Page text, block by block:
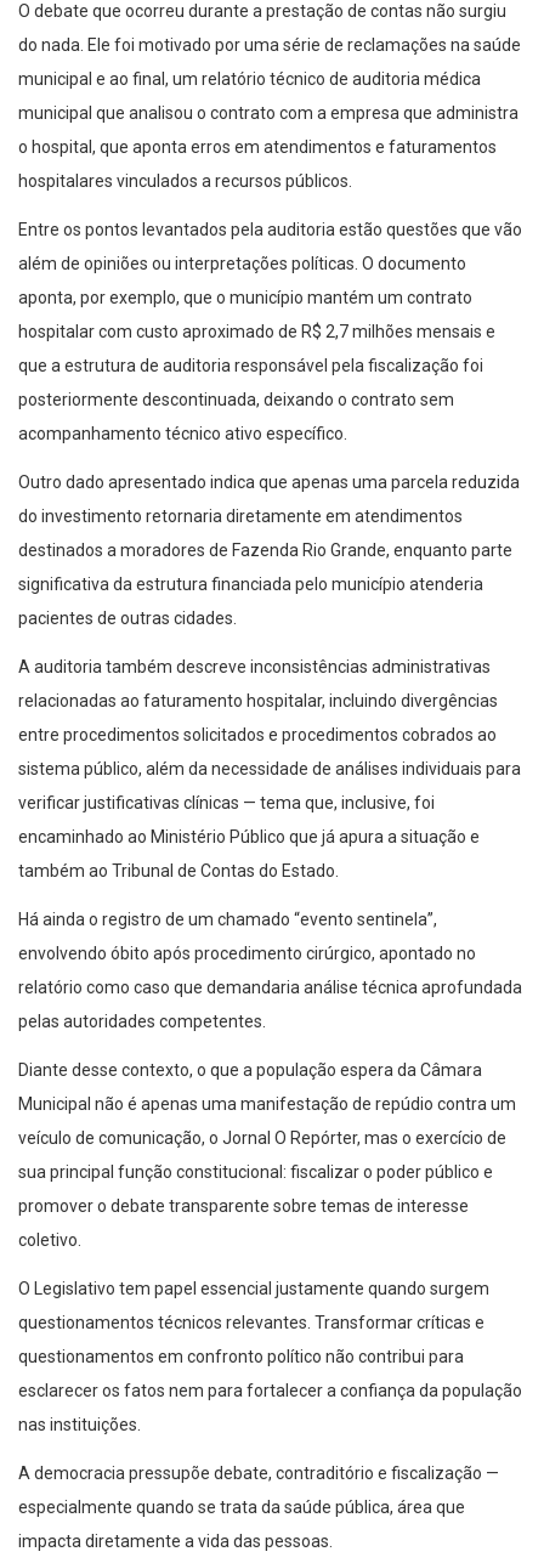
O debate que ocorreu durante a prestação de contas não surgiu
do nada. Ele foi motivado por uma série de reclamações na saúde
municipal e ao final, um relatório técnico de auditoria médica
municipal que analisou o contrato com a empresa que administra
o hospital, que aponta erros em atendimentos e faturamentos
hospitalares vinculados a recursos públicos.
Entre os pontos levantados pela auditoria estão questões que vão
além de opiniões ou interpretações políticas. O documento
aponta, por exemplo, que o município mantém um contrato
hospitalar com custo aproximado de R$ 2,7 milhões mensais e
que a estrutura de auditoria responsável pela fiscalização foi
posteriormente descontinuada, deixando o contrato sem
acompanhamento técnico ativo específico.
Outro dado apresentado indica que apenas uma parcela reduzida
do investimento retornaria diretamente em atendimentos
destinados a moradores de Fazenda Rio Grande, enquanto parte
significativa da estrutura financiada pelo município atenderia
pacientes de outras cidades.
A auditoria também descreve inconsistências administrativas
relacionadas ao faturamento hospitalar, incluindo divergências
entre procedimentos solicitados e procedimentos cobrados ao
sistema público, além da necessidade de análises individuais para
verificar justificativas clínicas — tema que, inclusive, foi
encaminhado ao Ministério Público que já apura a situação e
também ao Tribunal de Contas do Estado.
Há ainda o registro de um chamado “evento sentinela”,
envolvendo óbito após procedimento cirúrgico, apontado no
relatório como caso que demandaria análise técnica aprofundada
pelas autoridades competentes.
Diante desse contexto, o que a população espera da Câmara
Municipal não é apenas uma manifestação de repúdio contra um
veículo de comunicação, o Jornal O Repórter, mas o exercício de
sua principal função constitucional: fiscalizar o poder público e
promover o debate transparente sobre temas de interesse
coletivo.
O Legislativo tem papel essencial justamente quando surgem
questionamentos técnicos relevantes. Transformar críticas e
questionamentos em confronto político não contribui para
esclarecer os fatos nem para fortalecer a confiança da população
nas instituições.
A democracia pressupõe debate, contraditório e fiscalização —
especialmente quando se trata da saúde pública, área que
impacta diretamente a vida das pessoas.